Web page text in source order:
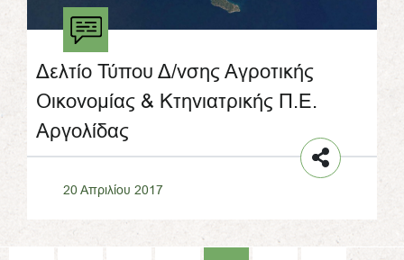
Δελτίο Τύπου Δ/νσης Αγροτικής
Οικονομίας & Κτηνιατρικής Π.Ε.
Αργολίδας
20 Απριλίου 2017